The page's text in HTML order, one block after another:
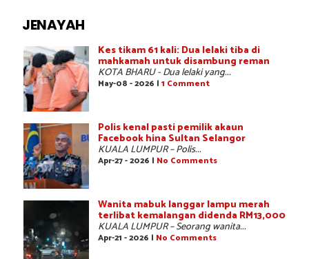
JENAYAH
Kes tikam 61 kali: Dua lelaki tiba di
mahkamah untuk disambung reman
KOTA BHARU - Dua lelaki yang...
May-08 - 2026 | 1 Comment
Polis kenal pasti pemilik akaun
Facebook hina Sultan Selangor
KUALA LUMPUR – Polis...
Apr-27 - 2026 | No Comments
Wanita mabuk langgar lampu merah
terlibat kemalangan didenda RM13,000
KUALA LUMPUR – Seorang wanita...
Apr-21 - 2026 | No Comments